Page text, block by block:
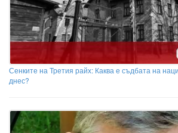
Сенките на Третия райх: Каква е съдбата на
днес?